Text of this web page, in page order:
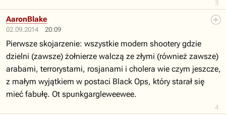
3
02.09.2014 20:09
4
AaronBlake
Pierwsze skojarzenie: wszystkie modern shootery gdzie
dzielni (zawsze) żołnierze walczą ze złymi (również zawsze)
arabami, terrorystami, rosjanami i cholera wie czym jeszcze,
z małym wyjątkiem w postaci Black Ops, który starał się
mieć fabułę. Ot spunkgargleweewee.